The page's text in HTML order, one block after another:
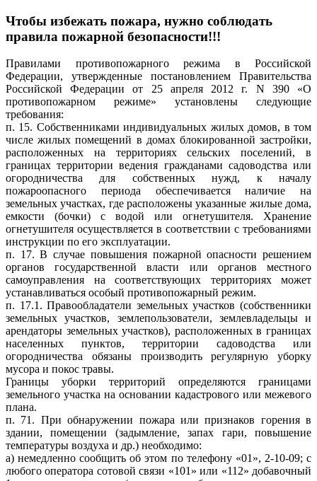
Чтобы избежать пожара, нужно соблюдать
правила пожарной безопасности!!!
Правилами противопожарного режима в Российской
Федерации, утвержденные постановлением Правительства
Российской Федерации от 25 апреля 2012 г. N 390 «О
противопожарном режиме» установлены следующие
требования:
п. 15. Собственниками индивидуальных жилых домов, в том
числе жилых помещений в домах блокированной застройки,
расположенных на территориях сельских поселений, в
границах территории ведения гражданами садоводства или
огородничества для собственных нужд, к началу
пожароопасного периода обеспечивается наличие на
земельных участках, где расположены указанные жилые дома,
емкости (бочки) с водой или огнетушителя. Хранение
огнетушителя осуществляется в соответствии с требованиями
инструкции по его эксплуатации.
п. 17. В случае повышения пожарной опасности решением
органов государственной власти или органов местного
самоуправления на соответствующих территориях может
устанавливаться особый противопожарный режим.
п. 17.1. Правообладатели земельных участков (собственники
земельных участков, землепользователи, землевладельцы и
арендаторы земельных участков), расположенных в границах
населенных пунктов, территории садоводства или
огородничества обязаны производить регулярную уборку
мусора и покос травы.
Границы уборки территорий определяются границами
земельного участка на основании кадастрового или межевого
плана.
п. 71. При обнаружении пожара или признаков горения в
здании, помещении (задымление, запах гари, повышение
температуры воздуха и др.) необходимо:
а) немедленно сообщить об этом по телефону «01», 2-10-09; с
любого оператора сотовой связи «101» или «112» добавочный